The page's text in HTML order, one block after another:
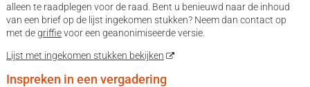
alleen te raadplegen voor de raad. Bent u benieuwd naar de inhoud
van een brief op de lijst ingekomen stukken? Neem dan contact op
met degriffievoor een geanonimiseerde versie.
Lijst met ingekomen stukken bekijken
Inspreken in een vergadering